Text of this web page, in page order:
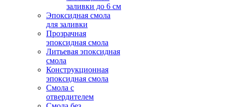
заливки до 6 см
Эпоксидная смола
для заливки
Прозрачная
эпоксидная смола
Литьевая эпоксидная
смола
Конструкционная
эпоксидная смола
Смола с
отвердителем